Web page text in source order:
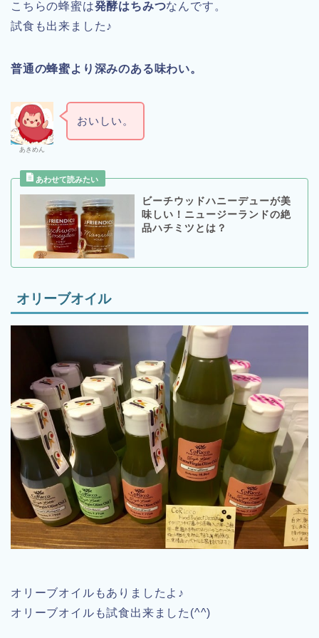
こちらの蜂蜜は発酵はちみつなんです。
試食も出来ました♪
普通の蜂蜜より深みのある味わい。
あきめん
おいしい。
ビーチウッドハニーデューが美
味しい！ニュージーランドの絶
品ハチミツとは？
オリーブオイル
オリーブオイルもありましたよ♪
オリーブオイルも試食出来ました(^^)